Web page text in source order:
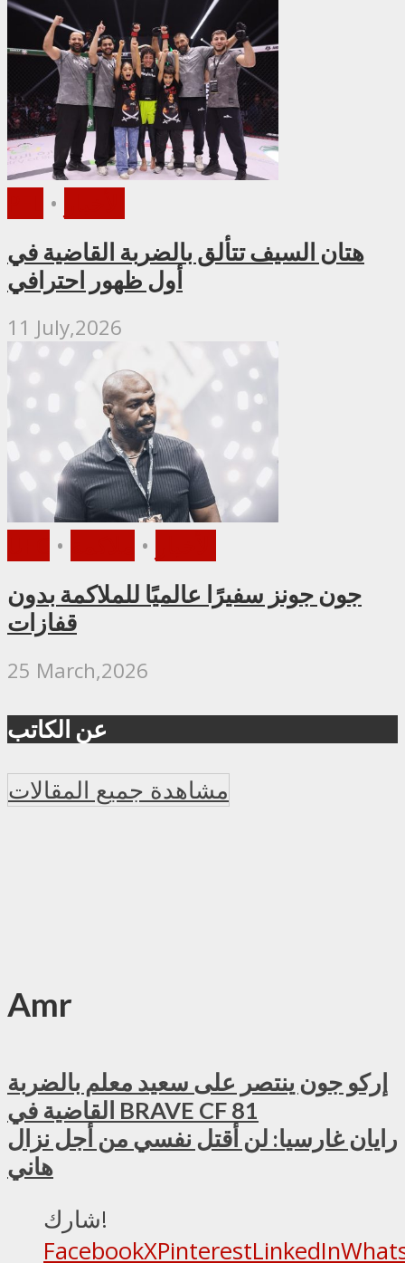
•
هتان السيف تتألق بالضربة القاضية في
أول ظهور احترافي
11 July,2026
• •
جون جونز سفيرًا عالميًا للملاكمة بدون
قفازات
25 March,2026
عن الكاتب
مشاهدة جميع المقالات
Amr
إركو جون ينتصر على سعيد معلم بالضربة
القاضية في BRAVE CF 81
رايان غارسيا: لن أقتل نفسي من أجل نزال
هاني
شارك!
FacebookXPinterestLinkedIn